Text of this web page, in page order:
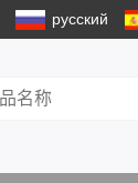
русский